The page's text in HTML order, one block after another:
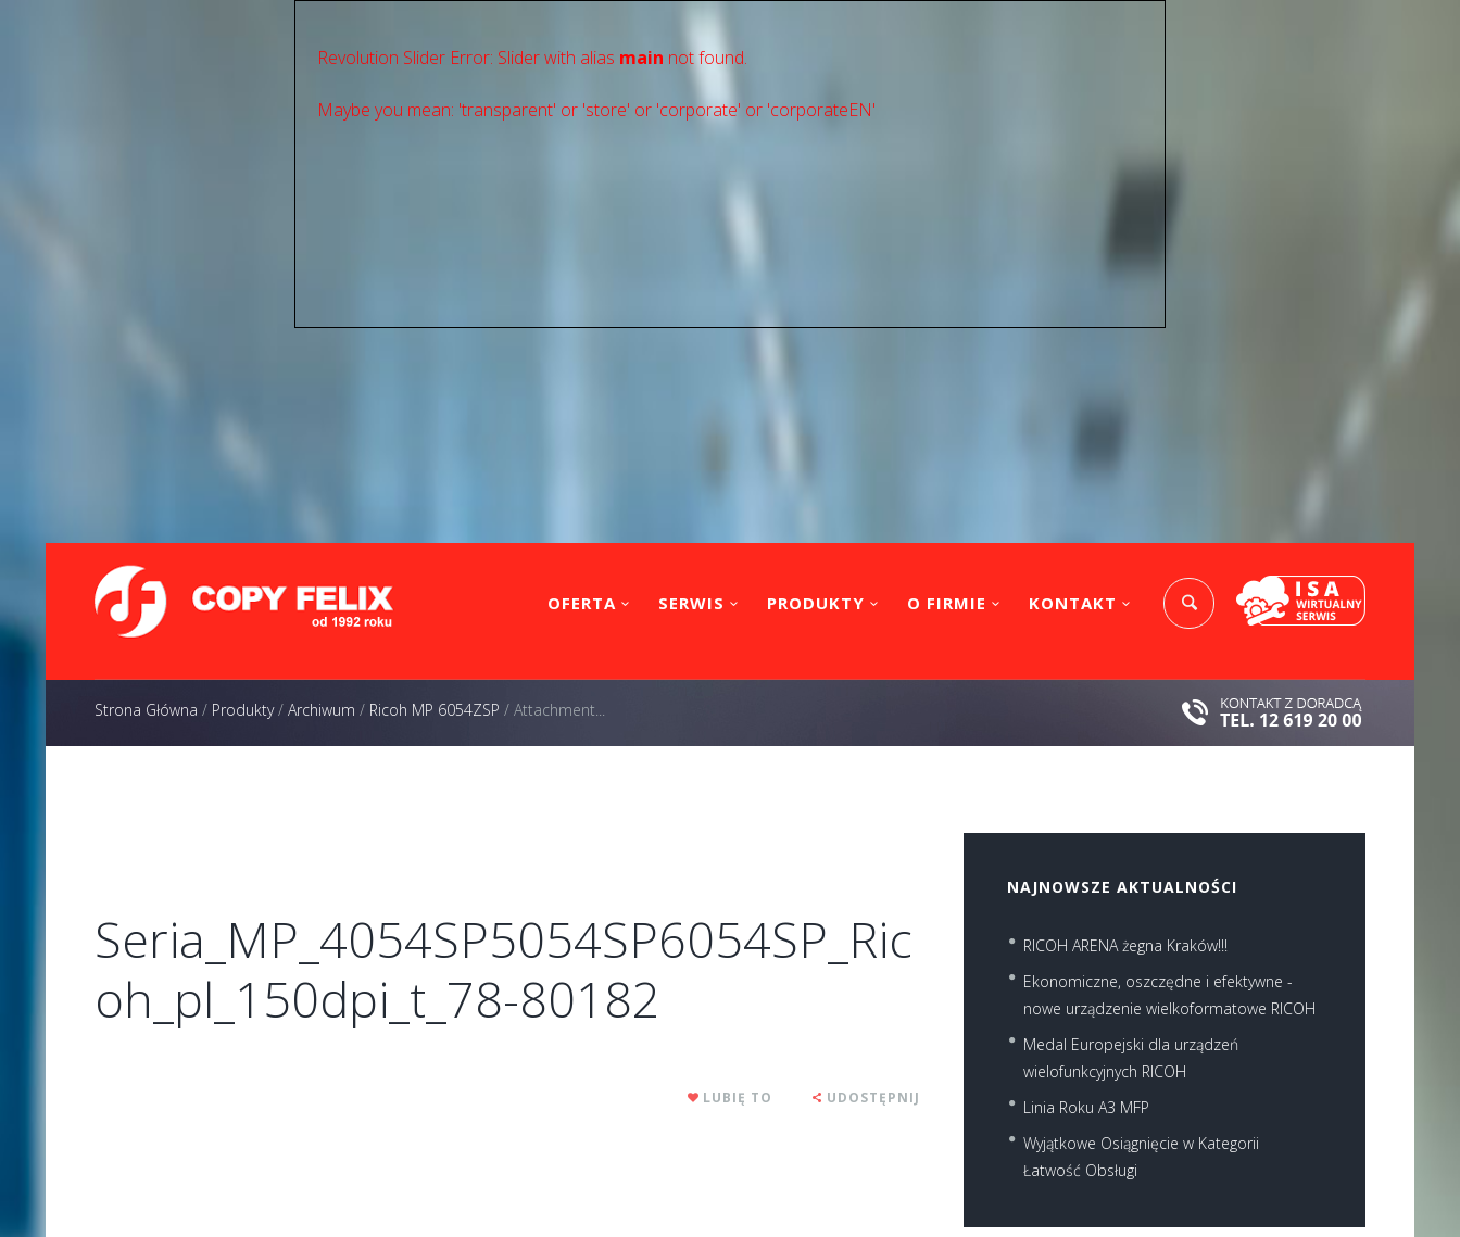
Revolution Slider Error: Slider with alias main not found.
Maybe you mean: 'transparent' or 'store' or 'сorporate' or 'corporateEN'
OFERTA SERWIS PRODUKTY O FIRMIE KONTAKT
Strona Główna / Produkty/ Archiwum / Ricoh MP 6054ZSP / Attachment...
Seria_MP_4054SP5054SP6054SP_Ric
oh_pl_150dpi_t_78-80182
LUBIĘ TO UDOSTĘPNIJ
NAJNOWSZE AKTUALNOŚCI
RICOH ARENA żegna Kraków!!!
Ekonomiczne, oszczędne i efektywne -
nowe urządzenie wielkoformatowe RICOH
Medal Europejski dla urządzeń
wielofunkcyjnych RICOH
Linia Roku A3 MFP
Wyjątkowe Osiągnięcie w Kategorii
Łatwość Obsługi